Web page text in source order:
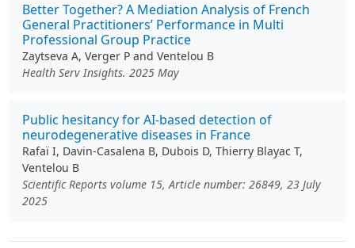
Better Together? A Mediation Analysis of French
General Practitioners’ Performance in Multi
Professional Group Practice
Zaytseva A, Verger P and Ventelou B
Health Serv Insights. 2025 May
Public hesitancy for AI-based detection of
neurodegenerative diseases in France
Rafaï I, Davin-Casalena B, Dubois D, Thierry Blayac T,
Ventelou B
Scientific Reports volume 15, Article number: 26849, 23 July
2025